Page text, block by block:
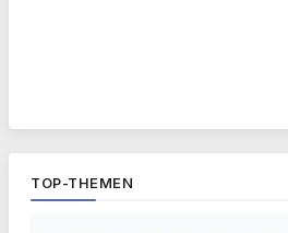
TOP-THEMEN